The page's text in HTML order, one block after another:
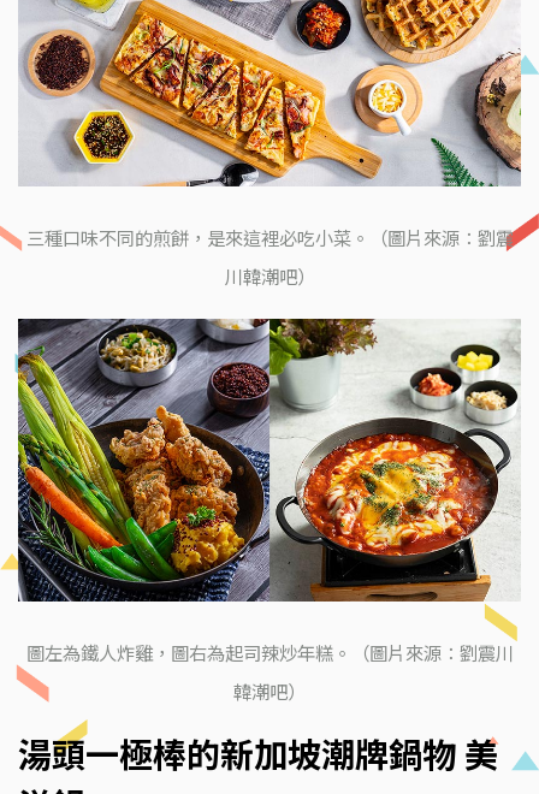
三種口味不同的煎餅，是來這裡必吃小菜。（圖片來源：劉震
川韓潮吧）
圖左為鐵人炸雞，圖右為起司辣炒年糕。（圖片來源：劉震川
韓潮吧）
湯頭一極棒的新加坡潮牌鍋物 美